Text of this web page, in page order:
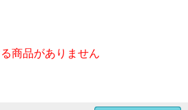
商品がありません